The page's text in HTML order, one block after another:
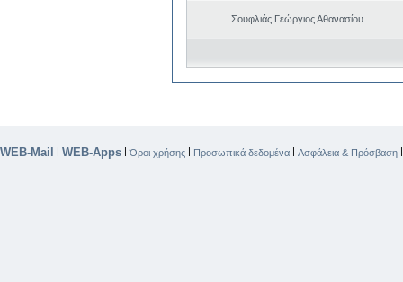
Σουφλιάς Γεώργιος Αθανασίου
WEB-Mail | WEB-Apps |Όροι χρήσης | Προσωπικά δεδομένα | Ασφάλεια & Πρόσβαση